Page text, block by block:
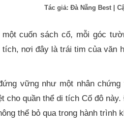
Tác giả: Đà Nẵng Best|
cuốn sách cổ, mỗi góc
nơi đây là trái tim của văn
vững như một nhân
cho quần thể di tích Cố đô
thể bỏ qua trong hành trình